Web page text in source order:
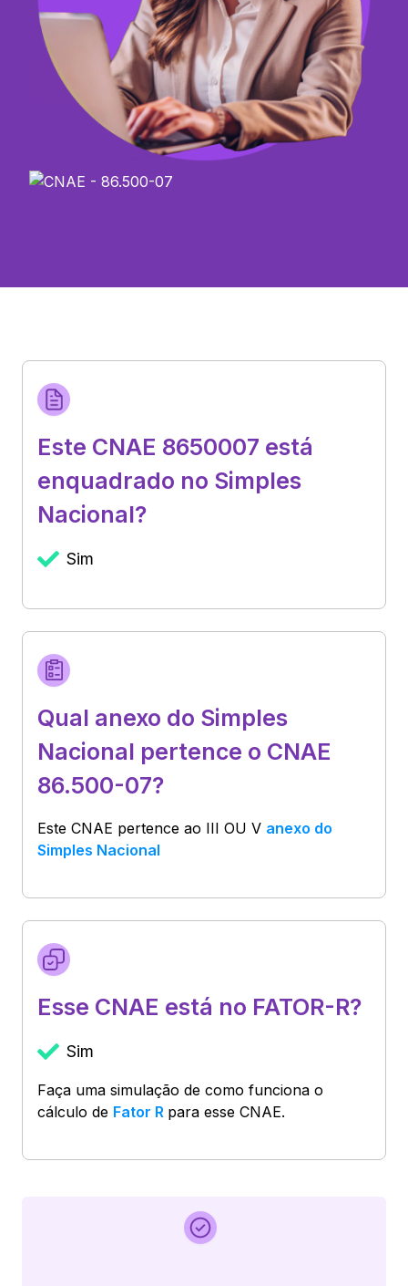
Este CNAE 8650007 está
enquadrado no Simples
Nacional?
Sim
Qual anexo do Simples
Nacional pertence o CNAE
86.500-07?
Este CNAE pertence ao III OU V anexo do
Simples Nacional
Esse CNAE está no FATOR-R?
Sim
Faça uma simulação de como funciona o
cálculo de Fator R para esse CNAE.